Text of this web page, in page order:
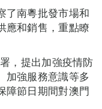
了南粵批發市場和
應和銷售，重點瞭
，提出加強疫情防
加強服務意識等多
障節日期間對澳門